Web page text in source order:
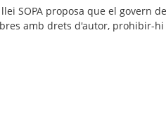
SOPA proposa que el govern
amb drets d'autor, prohibir-